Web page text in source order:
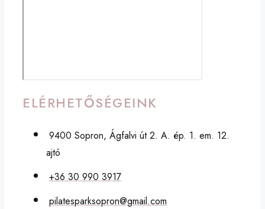
ELÉRHETŐSÉGEINK
9400 Sopron, Ágfalvi út 2. A. ép. 1. em. 12.
ajtó
+36 30 990 3917
pilatesparksopron@gmail.com